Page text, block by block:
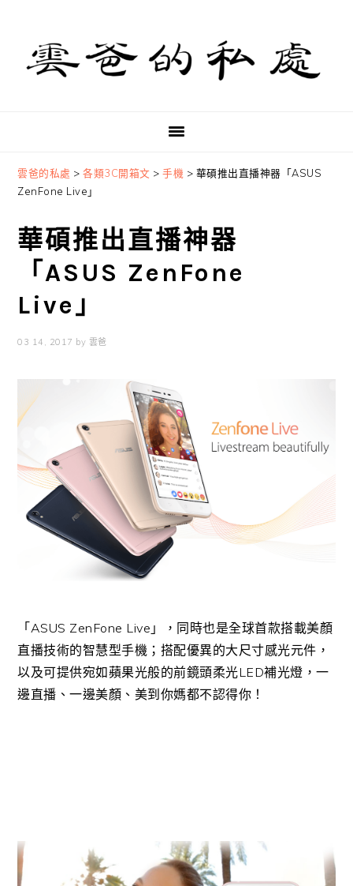
primary
navigation
content
primary
sidebar
雲爸的私處 >各類3C開箱文 >手機 > 華碩推出直播神器「ASUS
ZenFone Live」
華碩推出直播神器
「ASUS ZenFone
Live」
03 14, 2017 by 雲爸
「ASUS ZenFone Live」，同時也是全球首款搭載美顏
直播技術的智慧型手機；搭配優異的大尺寸感光元件，
以及可提供宛如蘋果光般的前鏡頭柔光LED補光燈，一
邊直播、一邊美顏、美到你媽都不認得你！